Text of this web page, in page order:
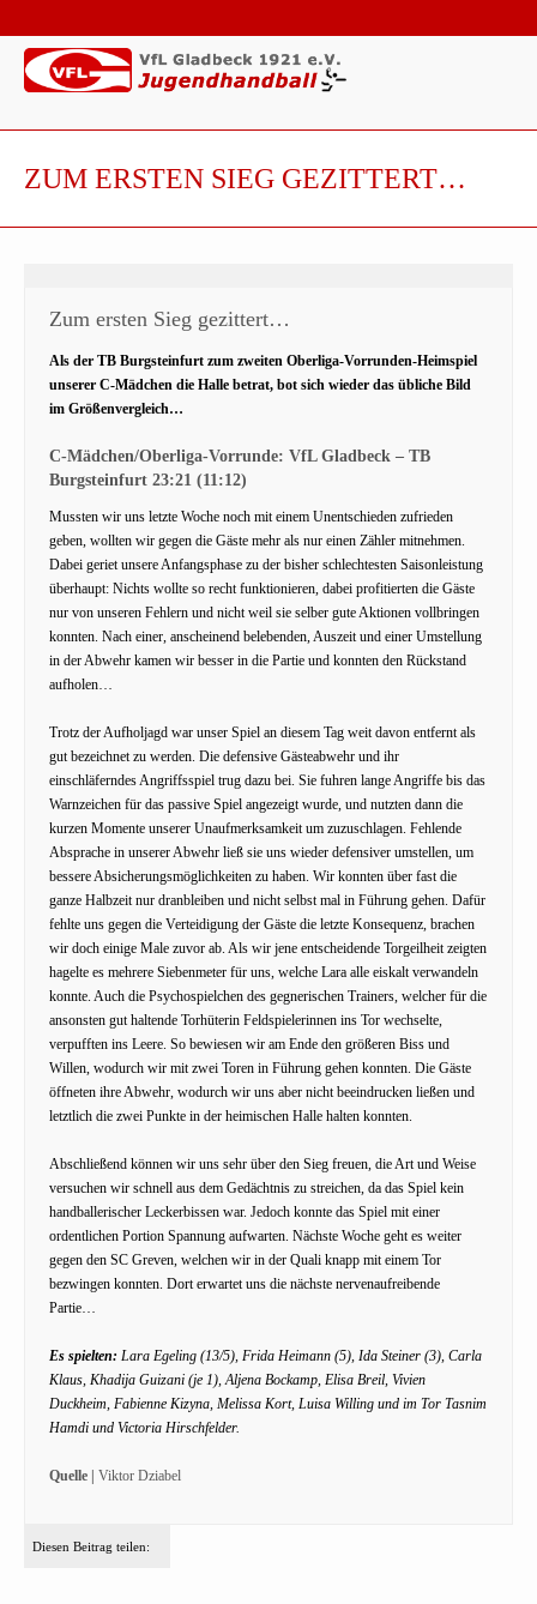
ZUM ERSTEN SIEG GEZITTERT…
Zum ersten Sieg gezittert…
Als der TB Burgsteinfurt zum zweiten Oberliga-Vorrunden-Heimspiel
unserer C-Mädchen die Halle betrat, bot sich wieder das übliche Bild
im Größenvergleich…
C-Mädchen/Oberliga-Vorrunde: VfL Gladbeck – TB
Burgsteinfurt 23:21 (11:12)
Mussten wir uns letzte Woche noch mit einem Unentschieden zufrieden
geben, wollten wir gegen die Gäste mehr als nur einen Zähler mitnehmen.
Dabei geriet unsere Anfangsphase zu der bisher schlechtesten Saisonleistung
überhaupt: Nichts wollte so recht funktionieren, dabei profitierten die Gäste
nur von unseren Fehlern und nicht weil sie selber gute Aktionen vollbringen
konnten. Nach einer, anscheinend belebenden, Auszeit und einer Umstellung
in der Abwehr kamen wir besser in die Partie und konnten den Rückstand
aufholen…
Trotz der Aufholjagd war unser Spiel an diesem Tag weit davon entfernt als
gut bezeichnet zu werden. Die defensive Gästeabwehr und ihr
einschläferndes Angriffsspiel trug dazu bei. Sie fuhren lange Angriffe bis das
Warnzeichen für das passive Spiel angezeigt wurde, und nutzten dann die
kurzen Momente unserer Unaufmerksamkeit um zuzuschlagen. Fehlende
Absprache in unserer Abwehr ließ sie uns wieder defensiver umstellen, um
bessere Absicherungsmöglichkeiten zu haben. Wir konnten über fast die
ganze Halbzeit nur dranbleiben und nicht selbst mal in Führung gehen. Dafür
fehlte uns gegen die Verteidigung der Gäste die letzte Konsequenz, brachen
wir doch einige Male zuvor ab. Als wir jene entscheidende Torgeilheit zeigten
hagelte es mehrere Siebenmeter für uns, welche Lara alle eiskalt verwandeln
konnte. Auch die Psychospielchen des gegnerischen Trainers, welcher für die
ansonsten gut haltende Torhüterin Feldspielerinnen ins Tor wechselte,
verpufften ins Leere. So bewiesen wir am Ende den größeren Biss und
Willen, wodurch wir mit zwei Toren in Führung gehen konnten. Die Gäste
öffneten ihre Abwehr, wodurch wir uns aber nicht beeindrucken ließen und
letztlich die zwei Punkte in der heimischen Halle halten konnten.
Abschließend können wir uns sehr über den Sieg freuen, die Art und Weise
versuchen wir schnell aus dem Gedächtnis zu streichen, da das Spiel kein
handballerischer Leckerbissen war. Jedoch konnte das Spiel mit einer
ordentlichen Portion Spannung aufwarten. Nächste Woche geht es weiter
gegen den SC Greven, welchen wir in der Quali knapp mit einem Tor
bezwingen konnten. Dort erwartet uns die nächste nervenaufreibende
Partie…
Es spielten: Lara Egeling (13/5), Frida Heimann (5), Ida Steiner (3), Carla
Klaus, Khadija Guizani (je 1), Aljena Bockamp, Elisa Breil, Vivien
Duckheim, Fabienne Kizyna, Melissa Kort, Luisa Willing und im Tor Tasnim
Hamdi und Victoria Hirschfelder.
Quelle | Viktor Dziabel
Diesen Beitrag teilen: